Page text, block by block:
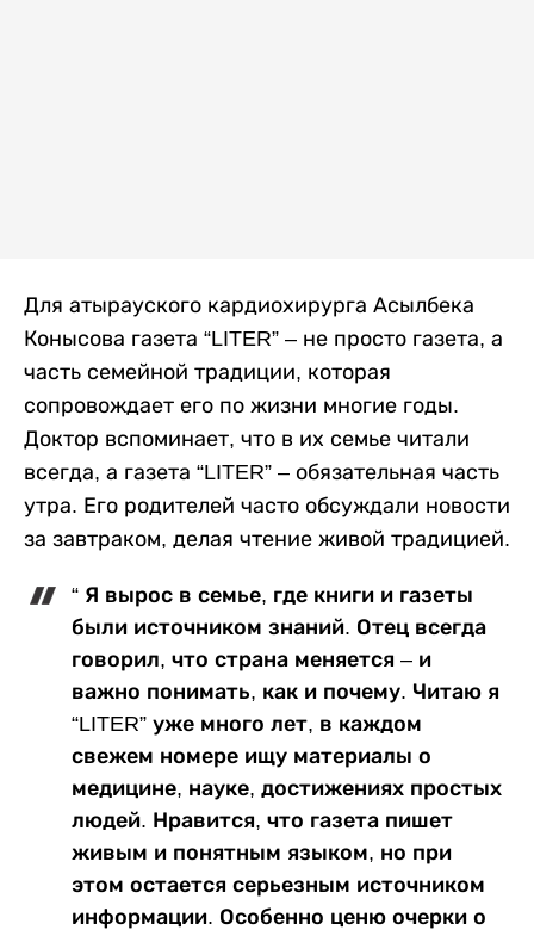
Для атырауского кардиохирурга Асылбека
Конысова газета “LITER” – не просто газета, а
часть семейной традиции, которая
сопровождает его по жизни многие годы.
Доктор вспоминает, что в их семье читали
всегда, а газета “LITER” – обязательная часть
утра. Его родителей часто обсуждали новости
за завтраком, делая чтение живой традицией.
“ Я вырос в семье, где книги и газеты
были источником знаний. Отец всегда
говорил, что страна меняется – и
важно понимать, как и почему. Читаю я
“LITER” уже много лет, в каждом
свежем номере ищу материалы о
медицине, науке, достижениях простых
людей. Нравится, что газета пишет
живым и понятным языком, но при
этом остается серьезным источником
информации. Особенно ценю очерки о